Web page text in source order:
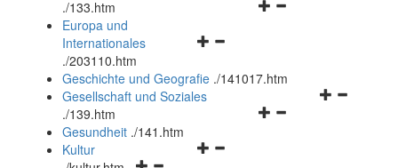
Navigationsmenü
./133.htm
Navigationsmenü
und
schließen
Europa und
Internationales
./203110.htm
Geschichte und Geografie ./141017.htm
Navigationsmenü
Gesellschaft und Soziales
./139.htm
Navigationsmenü
Gesundheit ./141.htm
Navigationsmenü
Kultur